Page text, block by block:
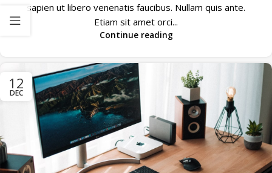
sapien ut libero venenatis faucibus. Nullam quis ante.
Etiam sit amet orci...
Continue reading
12
DEC